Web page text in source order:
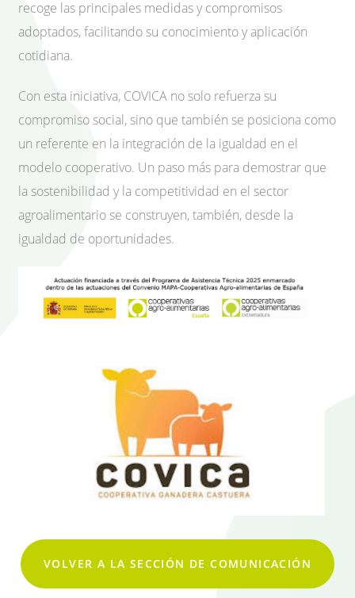
recoge las principales medidas y compromisos
adoptados, facilitando su conocimiento y aplicación
cotidiana.
Con esta iniciativa, COVICA no solo refuerza su
compromiso social, sino que también se posiciona como
un referente en la integración de la igualdad en el
modelo cooperativo. Un paso más para demostrar que
la sostenibilidad y la competitividad en el sector
agroalimentario se construyen, también, desde la
igualdad de oportunidades.
VOLVER A LA SECCIÓN DE COMUNICACIÓN